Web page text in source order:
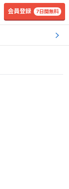
会員登録 7日間無料